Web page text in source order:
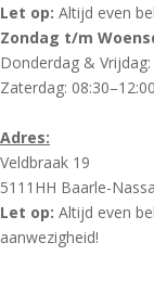
Let op: Altijd even
Zondag t/m
Donderdag &
Zaterdag: 08:30–12:00
Adres:
Veldbraak 19
5111HH Baarle-
Let op: Altijd even
aanwezigheid!